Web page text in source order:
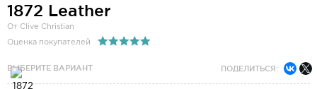
1872 Leather
От Clive Christian
Оценка покупателей
ВЫБЕРИТЕ ВАРИАНТ ПОДЕЛИТЬСЯ: